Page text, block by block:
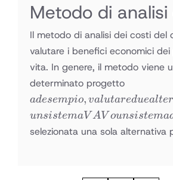
Metodo di
Il metodo di analisi dei costi
valutare i benefici economici
vita. In genere, il metodo viene
determinato progetto
valutare
per
adesempio, valutareduealter
unsistemaV AV ounsistema
selezionata una sola alternativa